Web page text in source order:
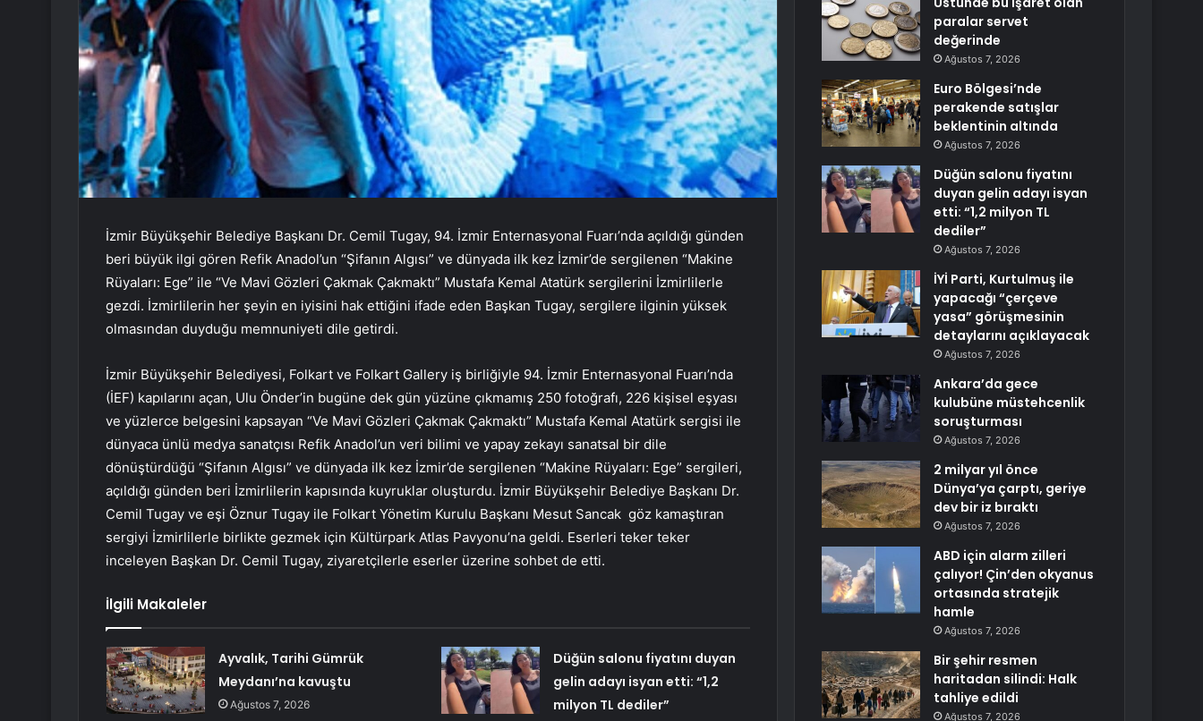
İzmir Büyükşehir Belediye Başkanı Dr. Cemil Tugay, 94. İzmir Enternasyonal Fuarı’nda açıldığı günden
beri büyük ilgi gören Refik Anadol’un “Şifanın Algısı” ve dünyada ilk kez İzmir’de sergilenen “Makine
Rüyaları: Ege” ile “Ve Mavi Gözleri Çakmak Çakmaktı” Mustafa Kemal Atatürk sergilerini İzmirlilerle
gezdi. İzmirlilerin her şeyin en iyisini hak ettiğini ifade eden Başkan Tugay, sergilere ilginin yüksek
olmasından duyduğu memnuniyeti dile getirdi.
İzmir Büyükşehir Belediyesi, Folkart ve Folkart Gallery iş birliğiyle 94. İzmir Enternasyonal Fuarı’nda
(İEF) kapılarını açan, Ulu Önder’in bugüne dek gün yüzüne çıkmamış 250 fotoğrafı, 226 kişisel eşyası
ve yüzlerce belgesini kapsayan “Ve Mavi Gözleri Çakmak Çakmaktı” Mustafa Kemal Atatürk sergisi ile
dünyaca ünlü medya sanatçısı Refik Anadol’un veri bilimi ve yapay zekayı sanatsal bir dile
dönüştürdüğü “Şifanın Algısı” ve dünyada ilk kez İzmir’de sergilenen “Makine Rüyaları: Ege” sergileri,
açıldığı günden beri İzmirlilerin kapısında kuyruklar oluşturdu. İzmir Büyükşehir Belediye Başkanı Dr.
Cemil Tugay ve eşi Öznur Tugay ile Folkart Yönetim Kurulu Başkanı Mesut Sancak göz kamaştıran
sergiyi İzmirlilerle birlikte gezmek için Kültürpark Atlas Pavyonu’na geldi. Eserleri teker teker
inceleyen Başkan Dr. Cemil Tugay, ziyaretçilerle eserler üzerine sohbet de etti.
İlgili Makaleler
Ayvalık, Tarihi Gümrük
Meydanı’na kavuştu
Ağustos 7, 2026
Düğün salonu fiyatını duyan
gelin adayı isyan etti: “1,2
milyon TL dediler”
paralar servet
değerinde
Ağustos 7, 2026
Euro Bölgesi’nde
perakende satışlar
beklentinin altında
Ağustos 7, 2026
Düğün salonu fiyatını
duyan gelin adayı isyan
etti: “1,2 milyon TL
dediler”
Ağustos 7, 2026
İYİ Parti, Kurtulmuş ile
yapacağı “çerçeve
yasa” görüşmesinin
detaylarını açıklayacak
Ağustos 7, 2026
Ankara’da gece
kulubüne müstehcenlik
soruşturması
Ağustos 7, 2026
2 milyar yıl önce
Dünya’ya çarptı, geriye
dev bir iz bıraktı
Ağustos 7, 2026
ABD için alarm zilleri
çalıyor! Çin’den okyanus
ortasında stratejik
hamle
Ağustos 7, 2026
Bir şehir resmen
haritadan silindi: Halk
tahliye edildi
Ağustos 7, 2026